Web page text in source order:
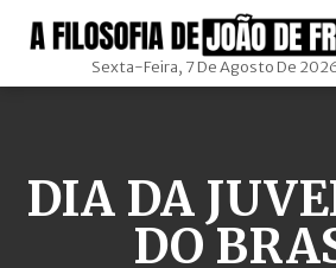
Sexta-Feira, 7 De Agosto De
DIA DA
DO